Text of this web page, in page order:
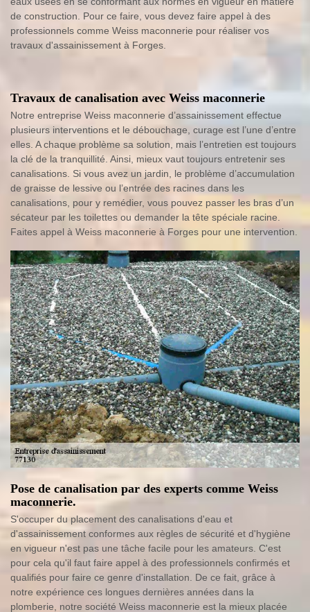
de construction. Pour ce faire, vous devez faire appel à des
professionnels comme Weiss maconnerie pour réaliser vos
travaux d'assainissement à Forges.
Travaux de canalisation avec Weiss maconnerie
Notre entreprise Weiss maconnerie d’assainissement effectue
plusieurs interventions et le débouchage, curage est l’une d’entre
elles. A chaque problème sa solution, mais l’entretien est toujours
la clé de la tranquillité. Ainsi, mieux vaut toujours entretenir ses
canalisations. Si vous avez un jardin, le problème d’accumulation
de graisse de lessive ou l’entrée des racines dans les
canalisations, pour y remédier, vous pouvez passer les bras d’un
sécateur par les toilettes ou demander la tête spéciale racine.
Faites appel à Weiss maconnerie à Forges pour une intervention.
Pose de canalisation par des experts comme Weiss
maconnerie.
S'occuper du placement des canalisations d'eau et
d'assainissement conformes aux règles de sécurité et d'hygiène
en vigueur n'est pas une tâche facile pour les amateurs. C'est
pour cela qu'il faut faire appel à des professionnels confirmés et
qualifiés pour faire ce genre d'installation. De ce fait, grâce à
notre expérience ces longues dernières années dans la
plomberie, notre société Weiss maconnerie est la mieux placée